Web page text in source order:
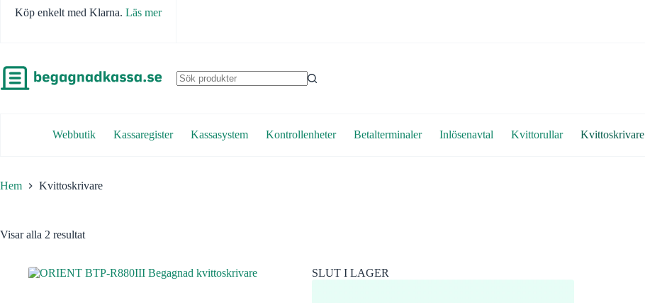
Köp enkelt med Klarna. Läs mer
Webbutik Kassaregister Kassasystem Kontrollenheter Betalterminaler Inlösenavtal Kvittorullar Kvittoskrivare
Hem Kvittoskrivare
Visar alla 2 resultat
SLUT I LAGER